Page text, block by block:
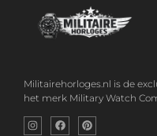
Militairehorloges.nl is de
het merk Military Watch